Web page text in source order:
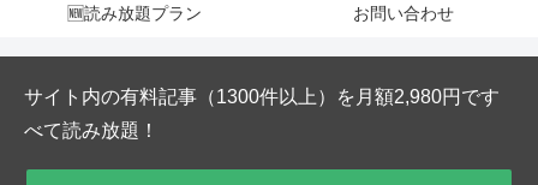
🆕読み放題プラン お問い合わせ
サイト内の有料記事（1300件以上）を月額2,980円です
べて読み放題！